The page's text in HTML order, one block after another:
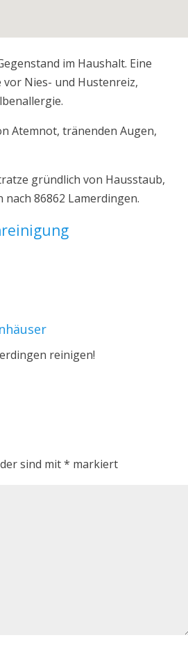
im Haushalt. Eine
vor Nies- und Hustenreiz,
Atemnot, tränenden Augen,
gründlich von Hausstaub,
86862 Lamerdingen.
reinigen!
sind mit* markiert